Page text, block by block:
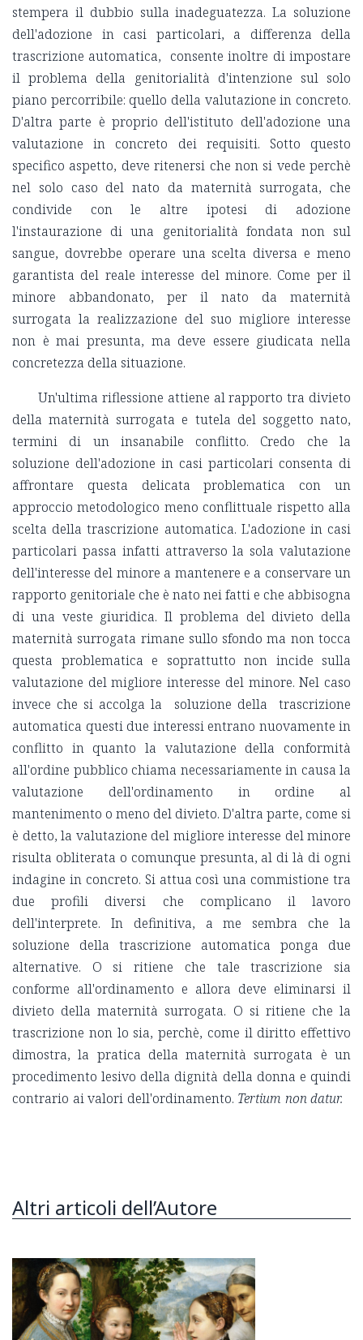
stempera il dubbio sulla inadeguatezza. La soluzione
dell'adozione in casi particolari, a differenza della
trascrizione automatica, consente inoltre di impostare
il problema della genitorialità d'intenzione sul solo
piano percorribile: quello della valutazione in concreto.
D'altra parte è proprio dell'istituto dell'adozione una
valutazione in concreto dei requisiti. Sotto questo
specifico aspetto, deve ritenersi che non si vede perchè
nel solo caso del nato da maternità surrogata, che
condivide con le altre ipotesi di adozione
l'instaurazione di una genitorialità fondata non sul
sangue, dovrebbe operare una scelta diversa e meno
garantista del reale interesse del minore. Come per il
minore abbandonato, per il nato da maternità
surrogata la realizzazione del suo migliore interesse
non è mai presunta, ma deve essere giudicata nella
concretezza della situazione.
Un'ultima riflessione attiene al rapporto tra divieto
della maternità surrogata e tutela del soggetto nato,
termini di un insanabile conflitto. Credo che la
soluzione dell'adozione in casi particolari consenta di
affrontare questa delicata problematica con un
approccio metodologico meno conflittuale rispetto alla
scelta della trascrizione automatica. L'adozione in casi
particolari passa infatti attraverso la sola valutazione
dell'interesse del minore a mantenere e a conservare un
rapporto genitoriale che è nato nei fatti e che abbisogna
di una veste giuridica. Il problema del divieto della
maternità surrogata rimane sullo sfondo ma non tocca
questa problematica e soprattutto non incide sulla
valutazione del migliore interesse del minore. Nel caso
invece che si accolga la soluzione della trascrizione
automatica questi due interessi entrano nuovamente in
conflitto in quanto la valutazione della conformità
all'ordine pubblico chiama necessariamente in causa la
valutazione dell'ordinamento in ordine al
mantenimento o meno del divieto. D'altra parte, come si
è detto, la valutazione del migliore interesse del minore
risulta obliterata o comunque presunta, al di là di ogni
indagine in concreto. Si attua così una commistione tra
due profili diversi che complicano il lavoro
dell'interprete. In definitiva, a me sembra che la
soluzione della trascrizione automatica ponga due
alternative. O si ritiene che tale trascrizione sia
conforme all'ordinamento e allora deve eliminarsi il
divieto della maternità surrogata. O si ritiene che la
trascrizione non lo sia, perchè, come il diritto effettivo
dimostra, la pratica della maternità surrogata è un
procedimento lesivo della dignità della donna e quindi
contrario ai valori dell'ordinamento. Tertium non datur.
Altri articoli dell’Autore